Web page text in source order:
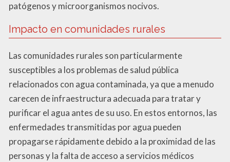
patógenos y microorganismos nocivos.
Impacto en comunidades rurales
Las comunidades rurales son particularmente
susceptibles a los problemas de salud pública
relacionados con agua contaminada, ya que a menudo
carecen de infraestructura adecuada para tratar y
purificar el agua antes de su uso. En estos entornos, las
enfermedades transmitidas por agua pueden
propagarse rápidamente debido a la proximidad de las
personas y la falta de acceso a servicios médicos